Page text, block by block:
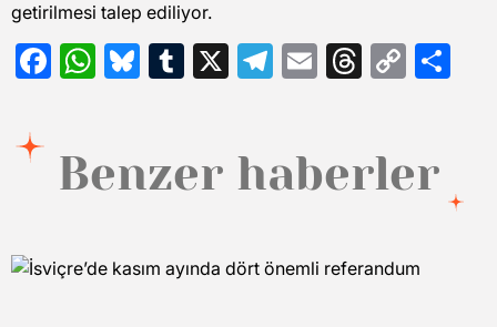
getirilmesi talep ediliyor.
Facebook
WhatsApp
Bluesky
Tumblr
X Telegram
EmailThreads
Copy
Benzer haberler